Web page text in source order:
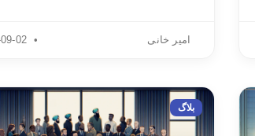
امیر خانی
بلاگ